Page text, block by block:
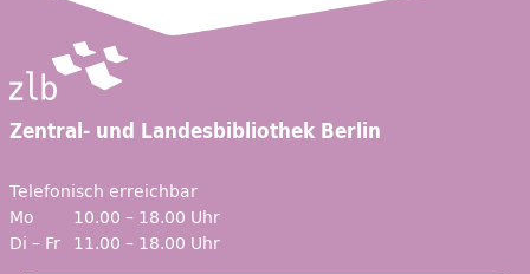
Zentral- und Landesbibliothek Berlin
Telefonisch erreichbar
Mo
10.00 – 18.00 Uhr
Di – Fr 11.00 – 18.00 Uhr